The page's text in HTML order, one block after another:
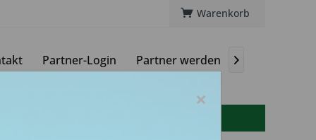
Warenkorb
Partner-Login Partner werden 
×